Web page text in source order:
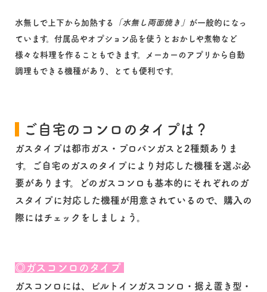
水無しで上下から加熱する 「水無し両面焼き」 が一般的になっ
ています。付属品やオプション品を使うとおかしや煮物など
様々な料理を作ることもできます。メーカーのアプリから自動
調理もできる機種があり、とても便利です。
ご自宅のコンロのタイプは？
ガスタイプは都市ガス・プロパンガスと2種類ありま
す。ご自宅のガスのタイプにより対応した機種を選ぶ必
要があります。どのガスコンロも基本的にそれぞれのガ
スタイプに対応した機種が用意されているので、購入の
際にはチェックをしましょう。
◎ ガスコンロのタイプ
ガスコンロには、ビルトインガスコンロ・据え置き型・